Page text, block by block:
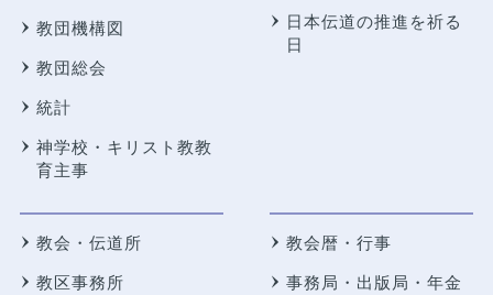
教団機構図
教団総会
統計
神学校・キリスト教教
育主事
日本伝道の推進を祈る
日
教会・伝道所
教区事務所
教会暦・行事
事務局・出版局・年金